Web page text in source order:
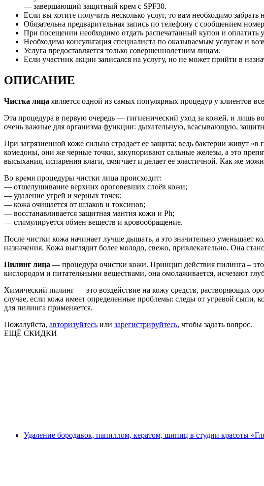
— завершающий защитный крем с SPF30.
Если вы хотите получить несколько услуг, то вам необходимо забрать
Обязательна предварительная запись по телефону с сообщением
При посещении необходимо отдать распечатанный купон и оплатить
Необходима консультация специалиста по оказываемым услугам и
Услуга предоставляется только совершеннолетним лицам.
Если участник акции записался на услугу, но не может прийти в
ОПИСАНИЕ
Чистка лица является одной из самых популярных процедур у клиентов
Эта процедура в первую очередь — гигиенический уход за кожей, и лишь
очень важные для организма функции: дыхательную, всасывающую,
При загрязненной коже сильно страдает ее защита: ведь бактерии живут
комедоны, они же черные точки, закупоривают сальные железы, а это
высыхания, испарения влаги, смягчает и делает ее эластичной. Как же
Во время процедуры чистки лица происходит:
— отшелушивание верхних ороговевших слоёв кожи;
— удаление угрей и черных точек;
— кожа очищается от шлаков и токсинов;
— восстанавливается защитная мантия кожи и Ph;
— стимулируется обмен веществ и кровообращение.
После чистки кожа начинает лучше дышать, а это значительно уменьшает
назначения. Кожа выглядит более молодо, свежо, привлекательно. Она
Пилинг лица — процедура очистки кожи. Принцип действия пилинга –
кислородом и питательными веществами, она омолаживается, исчезают
Химический пилинг — это воздействие на кожу средств, растворяющих
случае, если кожа имеет определенные проблемы: следы от угревой сыпи,
для пилинга применяется.
Пожалуйста, авторизуйтесь или зарегистрируйтесь, чтобы задать вопрос.
ЕЩЁ СКИДКИ
Удаление бородавок, папиллом, кератом, шипиц в студии красоты